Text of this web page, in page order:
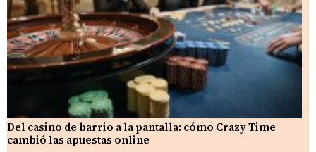
Del casino de barrio a la pantalla: cómo Crazy Time
cambió las apuestas online